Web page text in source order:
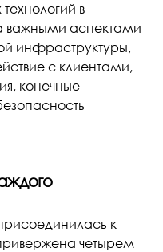
в
важными аспектами
инфраструктуры,
с клиентами,
конечные
к
четырем